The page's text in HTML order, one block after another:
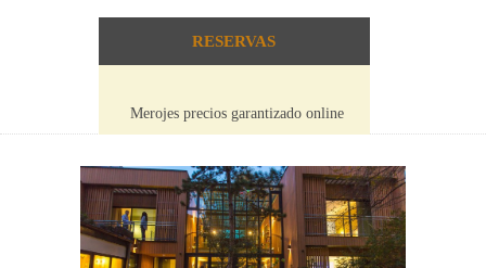
RESERVAS
Merojes precios garantizado online